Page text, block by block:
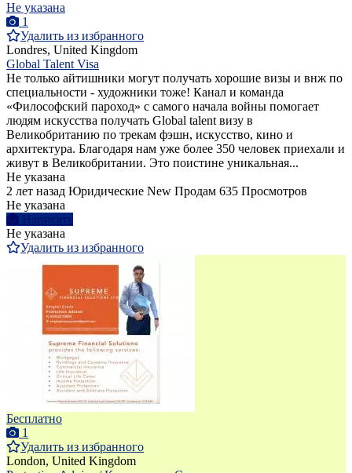
Не указана
1
Удалить из избранного
Londres, United Kingdom
Global Talent Visa
Не только айтишники могут получать хорошие визы и внж по
специальности - художники тоже! Канал и команда
«Философский пароход» с самого начала войны помогает
людям искусства получать Global talent визу в
Великобританию по трекам фэшн, искусство, кино и
архитектура. Благодаря нам уже более 350 человек приехали и
живут в Великобритании. Это поистине уникальная...
Не указана
2 лет назад Юридические New Продам 635 Просмотров
Не указана
Написать
Не указана
Удалить из избранного
Бесплатно
1
Удалить из избранного
London, United Kingdom